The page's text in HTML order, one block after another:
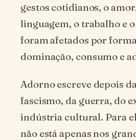
gestos cotidianos, o
linguagem, o trabalho e
foram afetados por
dominação, consumo e
Adorno escreve depois
fascismo, da guerra, do
indústria cultural. Para
não está apenas nos